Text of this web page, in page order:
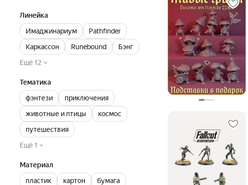
Линейка
Имаджинариум
Pathfinder
Каркассон
Runebound
Бэнг
Ещё 12
Тематика
фэнтези
приключения
животные и птицы
космос
путешествия
Ещё 1
Материал
пластик
картон
бумага